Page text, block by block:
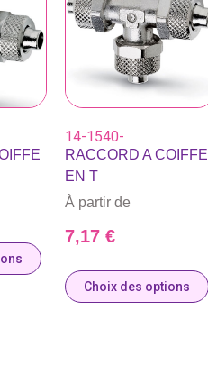
14-1540-
RACCORD A COIFFE
EN T
À partir de
7,17€
Choix des options